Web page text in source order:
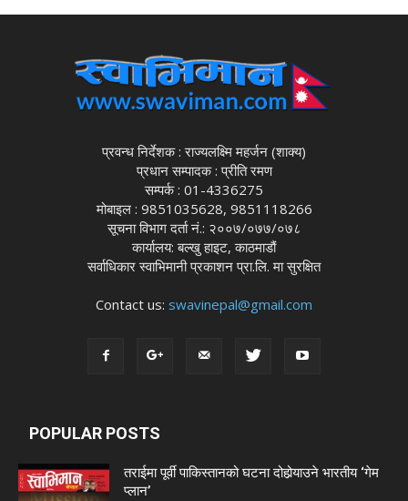
प्रवन्ध निर्देशक : राज्यलक्ष्मि महर्जन (शाक्य)
प्रधान सम्पादक : प्रीति रमण
सम्पर्क : 01-4336275
मोबाइल : 9851035628, 9851118266
सूचना विभाग दर्ता नं.: २००७/०७७/०७८
कार्यालय: बल्खु हाइट, काठमाडौं
सर्वाधिकार स्वाभिमानी प्रकाशन प्रा.लि. मा सुरक्षित
Contact us: swavinepal@gmail.com
POPULAR POSTS
तराईमा पूर्वी पाकिस्तानको घटना दोहोर्‍याउने भारतीय ‘गेम
प्लान’